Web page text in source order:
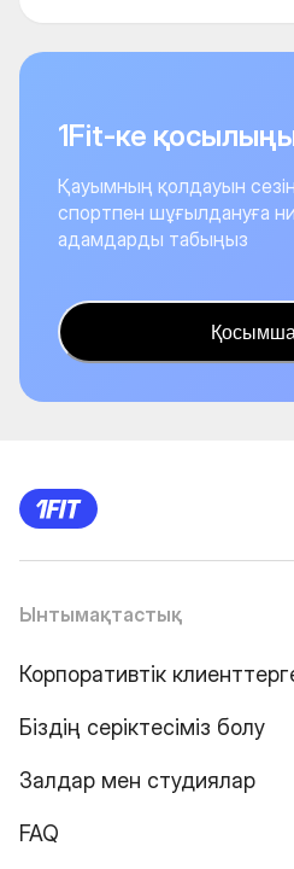
1Fit-ке
Қауымның қолдауын
спортпен шұғылдануға
адамдарды табыңыз
Ынтымақтастық
Корпоративтік
Біздің серіктесіміз болу
Залдар мен студиялар
FAQ